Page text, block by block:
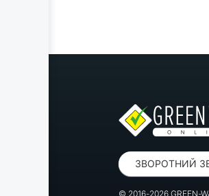
ЗВОРОТНИЙ
© 2016-2026 GREEN-